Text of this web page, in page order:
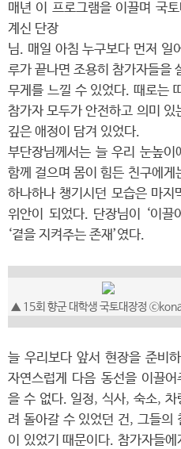
매년 이 프로그램을 이끌며 국
계신 단장
님. 매일 아침 누구보다 먼저 일
루가 끝나면 조용히 참가자들을
무게를 느낄 수 있었다. 때로는
참가자 모두가 안전하고 의미
깊은 애정이 담겨 있었다.
부단장님께서는 늘 우리 눈높
함께 걸으며 몸이 힘든 친구에
하나하나 챙기시던 모습은 마
위안이 되었다. 단장님이 ‘이끌
‘곁을 지켜주는 존재’였다.
▲ 15회 향군 대학생 국토대장정
늘 우리보다 앞서 현장을 준비
자연스럽게 다음 동선을 이끌
을 수 없다. 일정, 식사, 숙소,
려 돌아갈 수 있었던 건, 그들의
이 있었기 때문이다. 참가자들